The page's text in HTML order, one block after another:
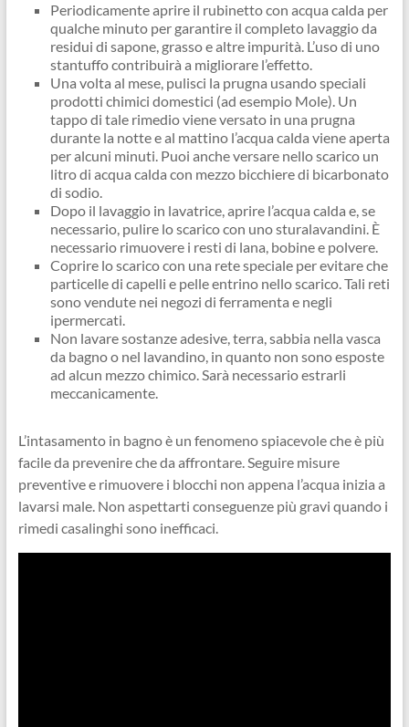
Periodicamente aprire il rubinetto con acqua calda per
qualche minuto per garantire il completo lavaggio da
residui di sapone, grasso e altre impurità. L’uso di uno
stantuffo contribuirà a migliorare l’effetto.
Una volta al mese, pulisci la prugna usando speciali
prodotti chimici domestici (ad esempio Mole). Un
tappo di tale rimedio viene versato in una prugna
durante la notte e al mattino l’acqua calda viene aperta
per alcuni minuti. Puoi anche versare nello scarico un
litro di acqua calda con mezzo bicchiere di bicarbonato
di sodio.
Dopo il lavaggio in lavatrice, aprire l’acqua calda e, se
necessario, pulire lo scarico con uno sturalavandini. È
necessario rimuovere i resti di lana, bobine e polvere.
Coprire lo scarico con una rete speciale per evitare che
particelle di capelli e pelle entrino nello scarico. Tali reti
sono vendute nei negozi di ferramenta e negli
ipermercati.
Non lavare sostanze adesive, terra, sabbia nella vasca
da bagno o nel lavandino, in quanto non sono esposte
ad alcun mezzo chimico. Sarà necessario estrarli
meccanicamente.
L’intasamento in bagno è un fenomeno spiacevole che è più
facile da prevenire che da affrontare. Seguire misure
preventive e rimuovere i blocchi non appena l’acqua inizia a
lavarsi male. Non aspettarti conseguenze più gravi quando i
rimedi casalinghi sono inefficaci.